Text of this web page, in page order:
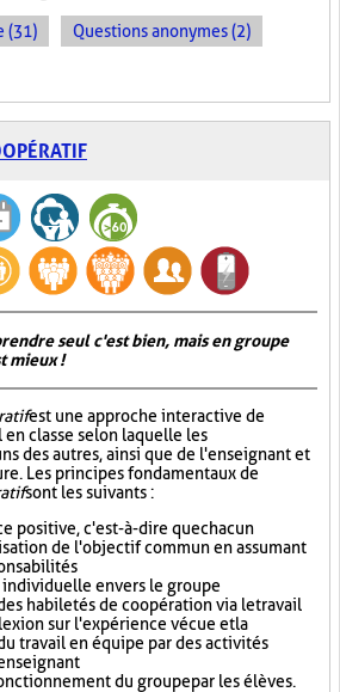
(31) Questions anonymes (2)
seul c'est bien, mais en groupe
mieux !
est une approche interactive de
classe selon laquelle les
des autres, ainsi que de l'enseignant et
Les principes fondamentaux de
sont les suivants :
positive, c'est-à-dire que chacun
de l'objectif commun en assumant
envers le groupe
habiletés de coopération via le travail
sur l'expérience vécue et la
travail en équipe par des activités
du groupe par les élèves.